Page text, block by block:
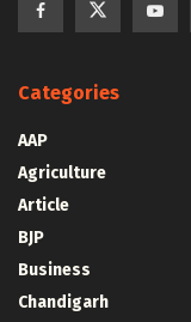
Categories
AAP
Agriculture
Article
BJP
Business
Chandigarh